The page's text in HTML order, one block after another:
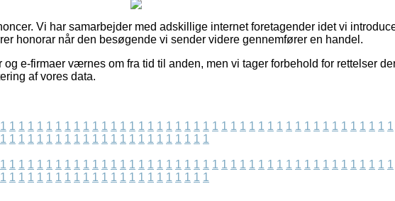
Vi har samarbejder med adskillige internet foretagender idet vi
honorar når den besøgende vi sender videre gennemfører en handel.
e-firmaer værnes om fra tid til anden, men vi tager forbehold for rettelser
af vores data.
1 1 1 1 1 1 1 1 1 1 1 1 1 1 1 1 1 1 1 1 1 1 1 1 1 1 1 1 1 1 1 1 1 1 1 1 1 1 1 1 1 1 1
1 1 1 1 1 1 1 1 1 1 1 1 1 1 1 1 1 1 1 1 1 1 1
1 1 1 1 1 1 1 1 1 1 1 1 1 1 1 1 1 1 1 1 1 1 1 1 1 1 1 1 1 1 1 1 1 1 1 1 1 1 1 1 1 1 1
1 1 1 1 1 1 1 1 1 1 1 1 1 1 1 1 1 1 1 1 1 1 1